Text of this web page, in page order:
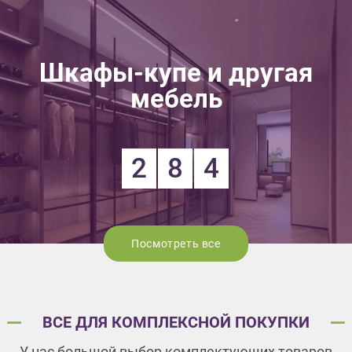
Шкафы-купе и другая
мебель
2 8 4
Посмотреть все
ВСЕ ДЛЯ КОМПЛЕКСНОЙ ПОКУПКИ